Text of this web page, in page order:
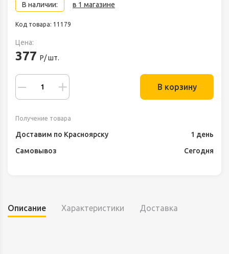
В наличии: в 1 магазине
Код товара: 11179
Цена:
377 Р/ шт.
В корзину
Получение товара
Доставим по Красноярску
1 день
Самовывоз
Сегодня
Описание Характеристики Доставка